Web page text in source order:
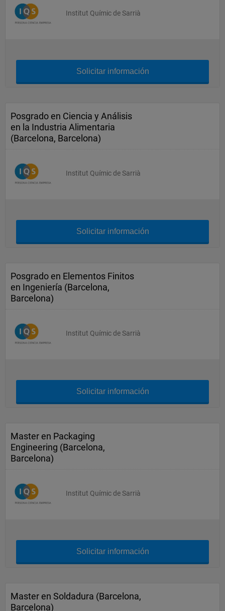
Institut Químic de Sarrià
Solicitar información
Posgrado en Ciencia y Análisis
en la Industria Alimentaria
(Barcelona, Barcelona)
Institut Químic de Sarrià
Solicitar información
Posgrado en Elementos Finitos
en Ingeniería (Barcelona,
Barcelona)
Institut Químic de Sarrià
Solicitar información
Master en Packaging
Engineering (Barcelona,
Barcelona)
Institut Químic de Sarrià
Solicitar información
Master en Soldadura (Barcelona,
Barcelona)